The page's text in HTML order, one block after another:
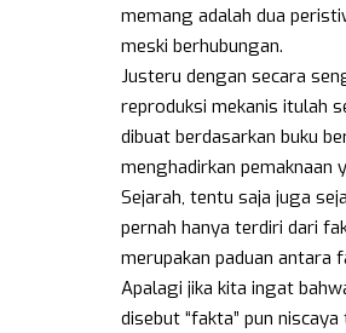
memang adalah dua
meski berhubungan.
Justeru dengan secara
reproduksi mekanis itulah
dibuat berdasarkan buku
menghadirkan pemaknaan
Sejarah, tentu saja juga
pernah hanya terdiri dari
merupakan paduan antara
Apalagi jika kita ingat
disebut “fakta” pun